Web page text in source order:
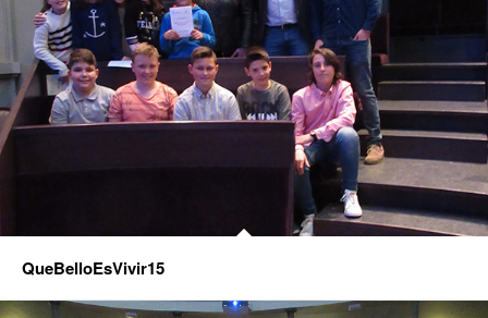
QueBelloEsVivir15